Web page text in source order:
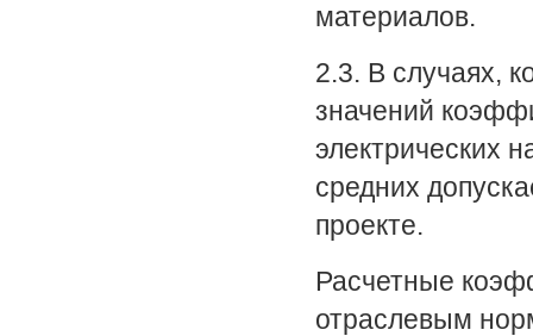
материалов.
2.3. В случаях,
значений
электрических
средних
проекте.
Расчетные
отраслевым